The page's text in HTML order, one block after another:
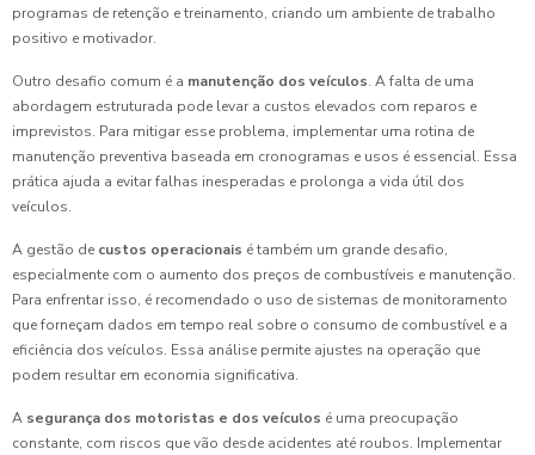
programas de retenção e treinamento, criando um ambiente de trabalho
positivo e motivador.
Outro desafio comum é a manutenção dos veículos. A falta de uma
abordagem estruturada pode levar a custos elevados com reparos e
imprevistos. Para mitigar esse problema, implementar uma rotina de
manutenção preventiva baseada em cronogramas e usos é essencial. Essa
prática ajuda a evitar falhas inesperadas e prolonga a vida útil dos
veículos.
A gestão de custos operacionais é também um grande desafio,
especialmente com o aumento dos preços de combustíveis e manutenção.
Para enfrentar isso, é recomendado o uso de sistemas de monitoramento
que forneçam dados em tempo real sobre o consumo de combustível e a
eficiência dos veículos. Essa análise permite ajustes na operação que
podem resultar em economia significativa.
A segurança dos motoristas e dos veículos é uma preocupação
constante, com riscos que vão desde acidentes até roubos. Implementar